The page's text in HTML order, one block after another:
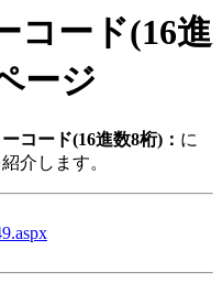
コード(16進
ージ
コード(16進数8桁)： に
介します。